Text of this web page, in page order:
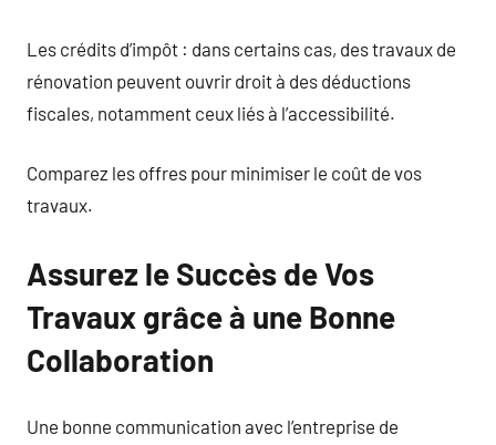
Les crédits d’impôt : dans certains cas, des travaux de
rénovation peuvent ouvrir droit à des déductions
fiscales, notamment ceux liés à l’accessibilité.
Comparez les offres pour minimiser le coût de vos
travaux.
Assurez le Succès de Vos
Travaux grâce à une Bonne
Collaboration
Une bonne communication avec l’entreprise de